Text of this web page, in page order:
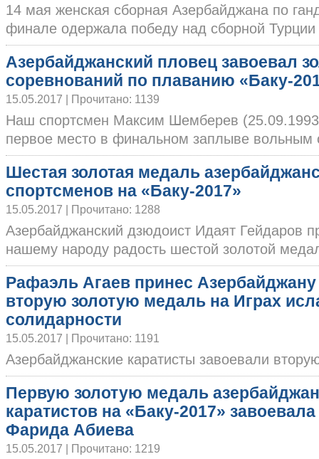
14 мая женская сборная Азербайджана по
финале одержала победу над сборной
Азербайджанский пловец завоевал
соревнований по плаванию «Баку-
15.05.2017 | Прочитано: 1139
Наш спортсмен Максим Шемберев
первое место в финальном заплыве вольным
Шестая золотая медаль
спортсменов на «Баку-2017»
15.05.2017 | Прочитано: 1288
Азербайджанский дзюдоист Идаят Гейдаров
нашему народу радость шестой золотой
Рафаэль Агаев принес Азербайджану
вторую золотую медаль на Играх
солидарности
15.05.2017 | Прочитано: 1191
Азербайджанские каратисты завоевали
Первую золотую медаль
каратистов на «Баку-2017» завоевала
Фарида Абиева
15.05.2017 | Прочитано: 1219